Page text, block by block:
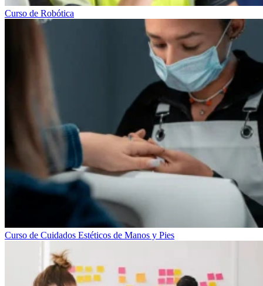
Curso de Robótica
Curso de Cuidados Estéticos de Manos y Pies